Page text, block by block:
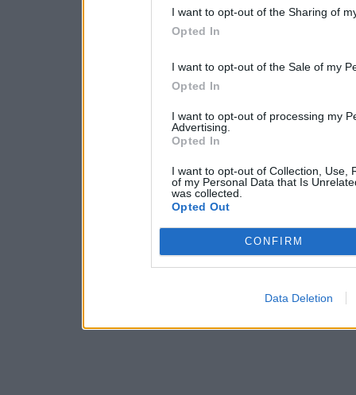
I want to opt-out of the Sharing of
Opted In
I want to opt-out of the Sale of my
Opted In
I want to opt-out of processing my
Advertising.
Opted In
I want to opt-out of Collection, Use,
of my Personal Data that Is
was collected.
Opted Out
CONFIRM
Data Deletion